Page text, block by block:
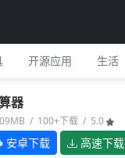
开源应用 生活
器
/ 100+下载 / 5.0
安卓下载 高速下载